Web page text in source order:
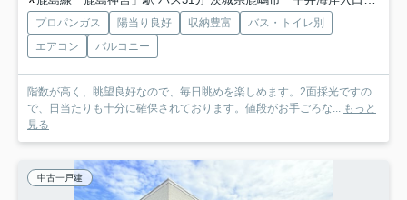
プロパンガス 陽当り良好 収納豊富
バス・トイレ別
エアコン
バルコニー
階数が高く、眺望良好なので、毎日眺めを楽しめます。2面採光ですの
で、日当たりも十分に確保されております。値段がお手ごろな... もっと
見る
中古一戸建